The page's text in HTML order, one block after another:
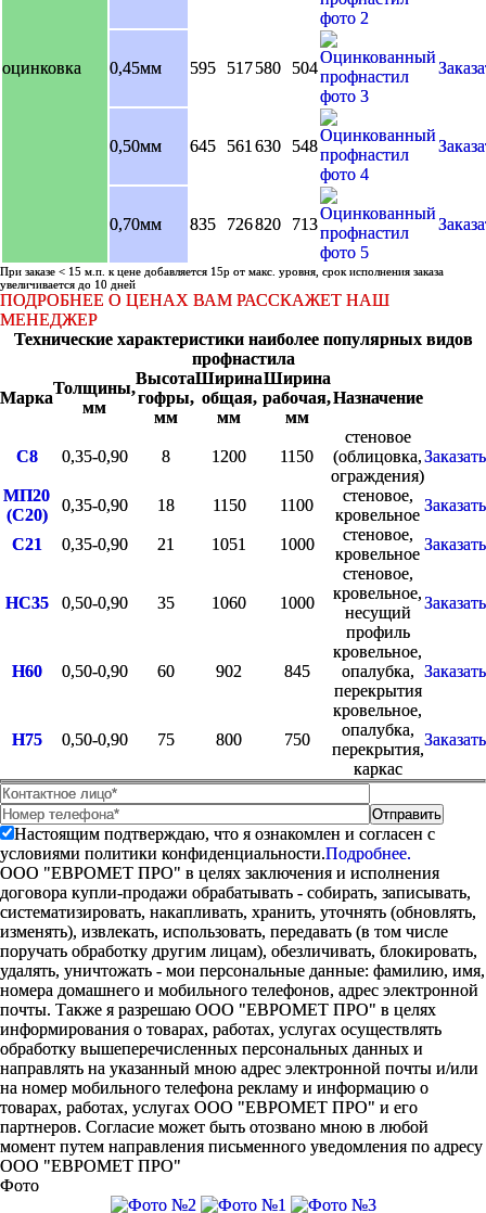
оцинковка 0,45мм 595 517580 504
0,50мм 645 561 630 548
0,70мм 835 726820 713
При заказе < 15 м.п. к цене добавляется 15р от макс. уровня, срок исполнения заказа
увеличивается до 10 дней
ПОДРОБНЕЕ О ЦЕНАХ ВАМ РАССКАЖЕТ НАШ
МЕНЕДЖЕР
Технические характеристики наиболее популярных видов
профнастила
Марка
Толщины,
мм
Высота
гофры,
мм
Ширина
общая,
мм
Ширина
рабочая,
мм
Назначение
С8 0,35-0,90 8 1200 1150
стеновое
(облицовка,
ограждения)
Заказать
МП20
(С20)
0,35-0,90 18 1150 1100
стеновое,
кровельное
Заказать
С21 0,35-0,90 21 1051 1000
стеновое,
кровельное
Заказать
НС35 0,50-0,90 35 1060 1000
стеновое,
кровельное,
несущий
профиль
Заказать
Н60 0,50-0,90 60 902 845
кровельное,
опалубка,
перекрытия
Заказать
Н75 0,50-0,90 75 800 750
кровельное,
опалубка,
перекрытия,
каркас
Заказать
Настоящим подтверждаю, что я ознакомлен и согласен с
условиями политики конфиденциальности.Подробнее.
ООО "ЕВРОМЕТ ПРО" в целях заключения и исполнения
договора купли-продажи обрабатывать - собирать, записывать,
систематизировать, накапливать, хранить, уточнять (обновлять,
изменять), извлекать, использовать, передавать (в том числе
поручать обработку другим лицам), обезличивать, блокировать,
удалять, уничтожать - мои персональные данные: фамилию, имя,
номера домашнего и мобильного телефонов, адрес электронной
почты. Также я разрешаю ООО "ЕВРОМЕТ ПРО" в целях
информирования о товарах, работах, услугах осуществлять
обработку вышеперечисленных персональных данных и
направлять на указанный мною адрес электронной почты и/или
на номер мобильного телефона рекламу и информацию о
товарах, работах, услугах ООО "ЕВРОМЕТ ПРО" и его
партнеров. Согласие может быть отозвано мною в любой
момент путем направления письменного уведомления по адресу
ООО "ЕВРОМЕТ ПРО"
Фото